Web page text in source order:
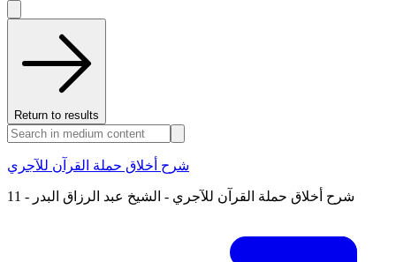
Return to results
شرح أخلاق حملة القرآن للآجري
11 - شرح أخلاق حملة القرآن للآجري - الشيخ عبد الرزاق البدر